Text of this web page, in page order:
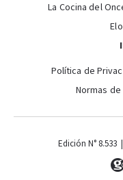
La Cocina del
Política de
Normas
Edición N° 8.533